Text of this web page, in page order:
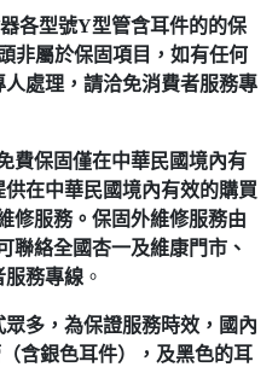
各型號Y型管含耳件的的保
非屬於保固項目，如有任何
處理，請洽免消費者服務專
費保固僅在中華民國境內有
在中華民國境內有效的購買
修服務。保固外維修服務由
聯絡全國杏一及維康門市、
服務專線 。
多，為保證服務時效，國內
含銀色耳件），及黑色的耳